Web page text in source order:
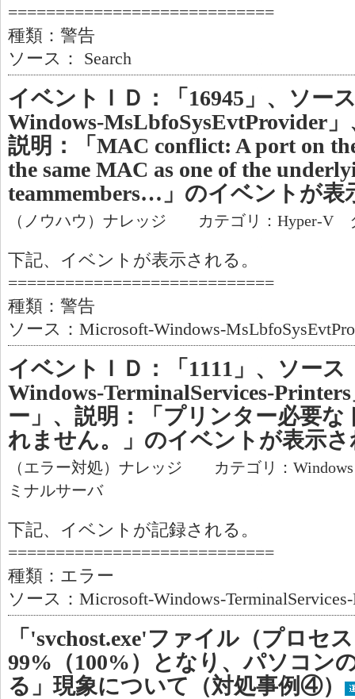
============================
種類：警告
ソース： Search
イベントＩＤ：「16945」、ソー
Windows-MsLbfoSysEvtProvider
説明：「MAC conflict: A port on
the same MAC as one of the
teammembers…」のイベントが表
（ノウハウ）ナレッジ カテゴリ：Hyper-V
下記、イベントが表示される。
============================
種類：警告
ソース：Microsoft-Windows-
イベントＩＤ：「1111」、ソース
Windows-TerminalServices-
ー」、説明：「プリンター必要
れません。」のイベントが表示
（エラー対処）ナレッジ カテゴリ：
ミナルサーバ
下記、イベントが記録される。
============================
種類：エラー
ソース：Microsoft-Windows-TerminalServices-
「'svchost.exe'ファイル（プロセ
99%（100%）となり、パソコン
る」現象について（対処事例④）